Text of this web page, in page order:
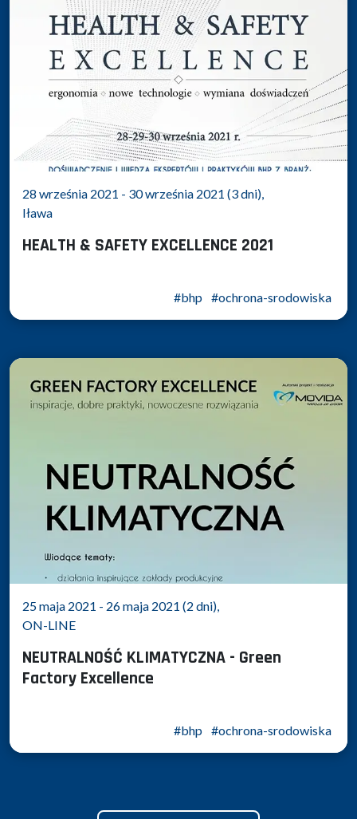
28 września 2021 - 30 września 2021 (3 dni),
Iława
HEALTH & SAFETY EXCELLENCE 2021
#bhp #ochrona-srodowiska
25 maja 2021 - 26 maja 2021 (2 dni),
ON-LINE
NEUTRALNOŚĆ KLIMATYCZNA - Green
Factory Excellence
#bhp #ochrona-srodowiska